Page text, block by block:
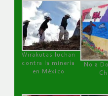
Wirakutas luchan
contra la minería
en México
No a